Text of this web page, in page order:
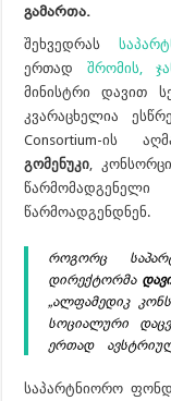
გამართა.
შეხვედრას
ერთად შრომის,
მინისტრი დავით
კვარაცხელია
Consortium-ის
გომენუკი,
წარმოადგენდნენ.
როგორც
დირექტორმა
„ალფამედიკ
სოციალური
ერთად ავსტრიული
საპარტნიორო